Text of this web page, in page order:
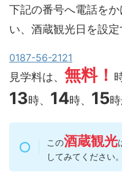
下記の番号へ電話を
い、酒蔵観光日を設定
0187-56-2121
見学料は、 無料！
13時、 14時、 15
この酒蔵観光
してみてください。